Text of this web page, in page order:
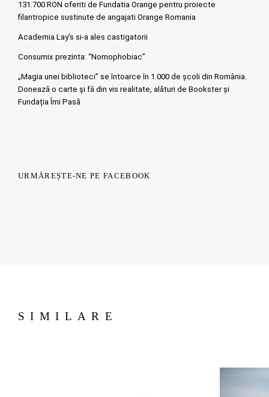
131.700 RON oferiti de Fundatia Orange pentru proiecte
filantropice sustinute de angajati Orange Romania
Academia Lay’s si-a ales castigatorii
Consumix prezinta: “Nomophobiac”
„Magia unei biblioteci” se întoarce în 1.000 de școli din România.
Doneazǎ o carte şi fǎ din vis realitate, alături de Bookster și
Fundația Îmi Pasă
URMĂREȘTE-NE PE FACEBOOK
SIMILARE